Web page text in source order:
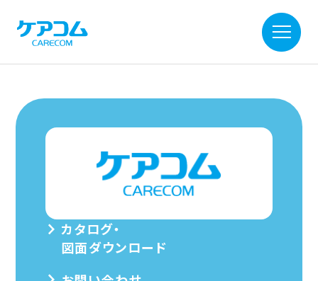
カタログ・
図面ダウンロード